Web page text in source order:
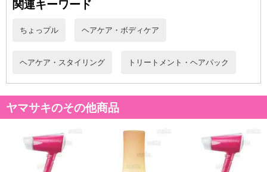
その他共通および商品カテゴリー別注意事項（※必ずご確認くだ
こちらの情報は 2026-07-09 14:13:35.0での情報となります。
関連キーワード
ちょっプル ヘアケア・ボディケア
ヘアケア・スタイリング トリートメント・ヘアパック
ヤマサキのその他商品